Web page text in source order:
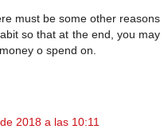
must be some other reasons
so that at the end, you may
o spend on.
2018 a las 10:11